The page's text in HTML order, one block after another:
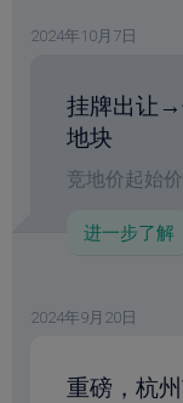
2024年10月7日
挂牌出让→
地块
竞地价起始
进一步了解
2024年9月20日
重磅，杭